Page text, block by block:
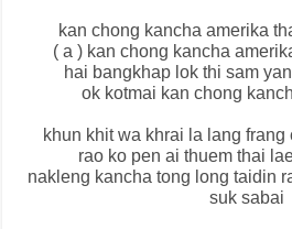
kan chong kancha amerika
( a ) kan chong kancha
hai bangkhap lok thi sam
ok kotmai kan chong
khun khit wa khrai la lang
rao ko pen ai thuem thai
nakleng kancha tong long taidin
suk sabai